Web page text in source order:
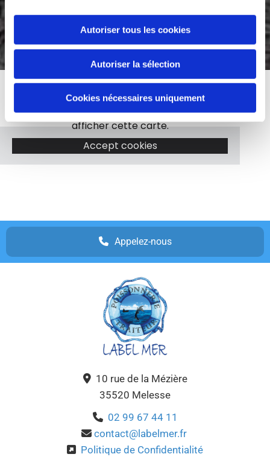
Autoriser tous les cookies
Autoriser la sélection
Cookies nécessaires uniquement
Veuillez accepter les cookies marketing pour
afficher cette carte.
Accept cookies
Appelez-nous
10 rue de la Mézière
35520 Melesse
 02 99 67 44 11
 contact@labelmer.fr
 Politique de Confidentialité